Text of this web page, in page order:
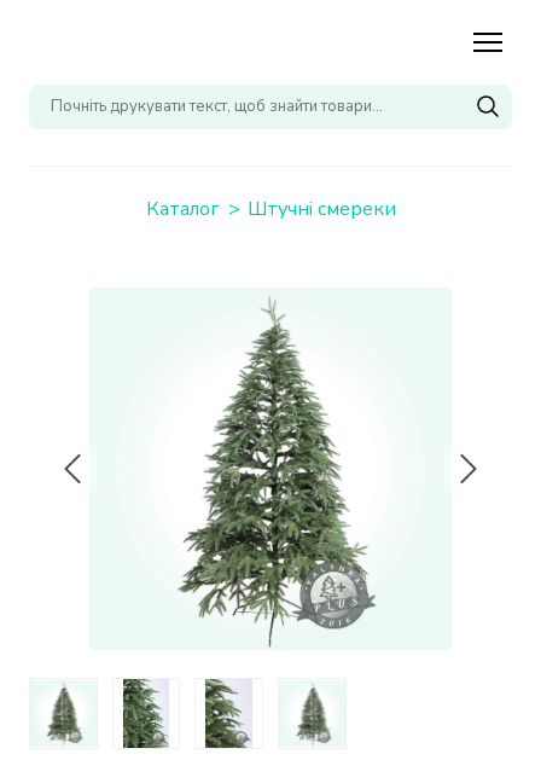
Каталог Штучні смереки